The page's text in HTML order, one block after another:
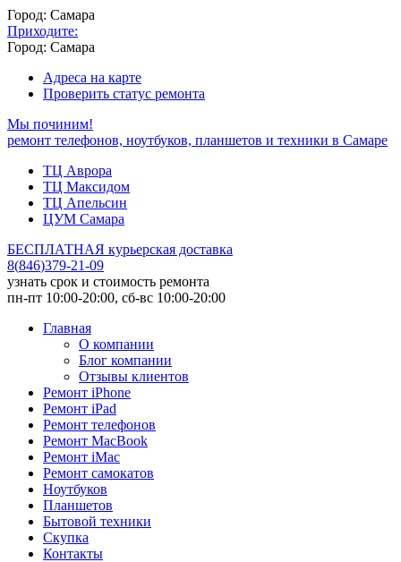
Город: Самара
Приходите:
Город: Самара
Адреса на карте
Проверить статус ремонта
Мы починим!
ремонт телефонов, ноутбуков, планшетов и техники в Самаре
ТЦ Аврора
ТЦ Максидом
ТЦ Апельсин
ЦУМ Самара
БЕСПЛАТНАЯ курьерская доставка
8(846)379-21-09
узнать срок и стоимость ремонта
пн-пт 10:00-20:00, сб-вс 10:00-20:00
Главная
О компании
Блог компании
Отзывы клиентов
Ремонт iPhone
Ремонт iPad
Ремонт телефонов
Ремонт MacBook
Ремонт iMac
Ремонт самокатов
Ноутбуков
Планшетов
Бытовой техники
Скупка
Контакты